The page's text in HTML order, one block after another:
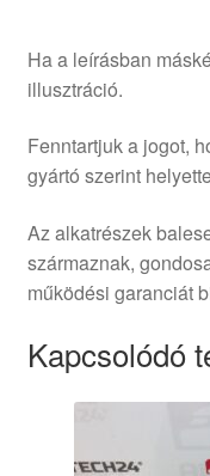
Ha a leírásban
illusztráció.
Fenntartjuk a jogot,
gyártó szerint
Az alkatrészek
származnak,
működési garanciát
Kapcsolódó